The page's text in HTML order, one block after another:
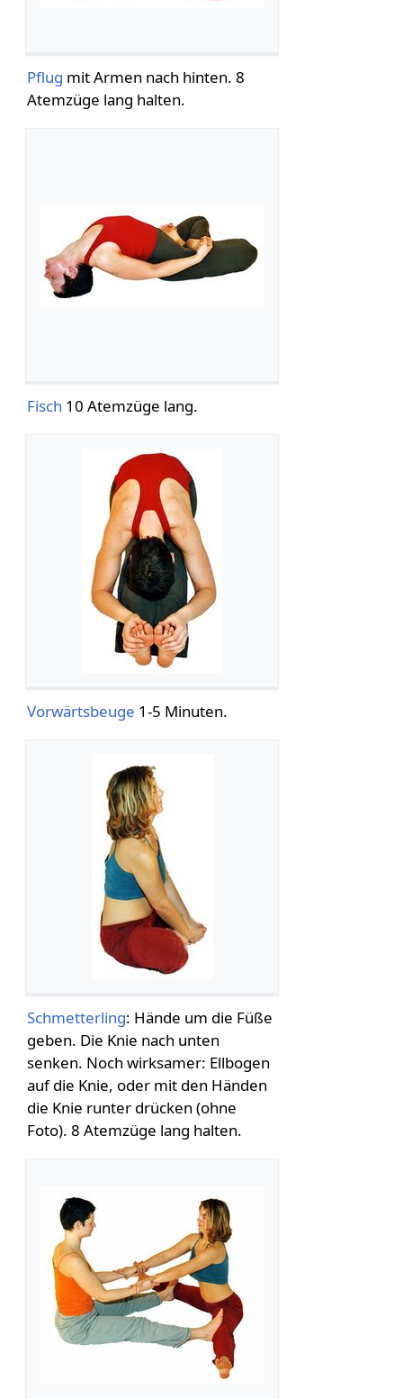
Pflug mit Armen nach hinten. 8
Atemzüge lang halten.
Fisch 10 Atemzüge lang.
Vorwärtsbeuge 1-5 Minuten.
Schmetterling: Hände um die Füße
geben. Die Knie nach unten
senken. Noch wirksamer: Ellbogen
auf die Knie, oder mit den Händen
die Knie runter drücken (ohne
Foto). 8 Atemzüge lang halten.